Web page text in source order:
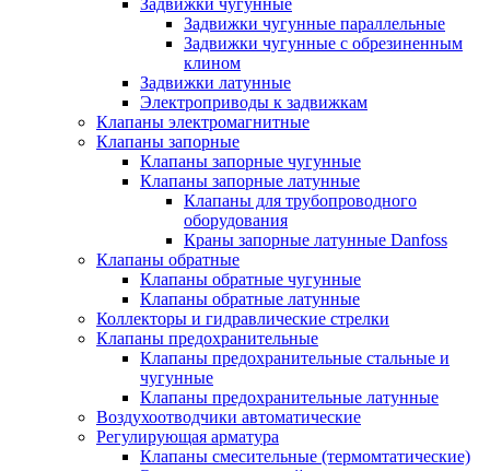
Задвижки чугунные
Задвижки чугунные параллельные
Задвижки чугунные с обрезиненным
клином
Задвижки латунные
Электроприводы к задвижкам
Клапаны электромагнитные
Клапаны запорные
Клапаны запорные чугунные
Клапаны запорные латунные
Клапаны для трубопроводного
оборудования
Краны запорные латунные Danfoss
Клапаны обратные
Клапаны обратные чугунные
Клапаны обратные латунные
Коллекторы и гидравлические стрелки
Клапаны предохранительные
Клапаны предохранительные стальные и
чугунные
Клапаны предохранительные латунные
Воздухоотводчики автоматические
Регулирующая арматура
Клапаны смесительные (термомтатические)